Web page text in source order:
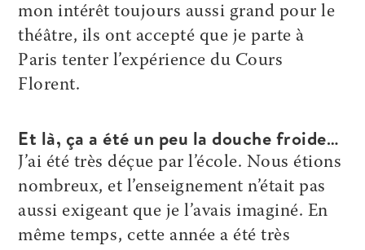
mon intérêt toujours aussi grand pour le
théâtre, ils ont accepté que je parte à
Paris tenter l’expérience du Cours
Florent.
Et là, ça a été un peu la douche froide…
J’ai été très déçue par l’école. Nous étions
nombreux, et ­l’enseignement n’était pas
aussi exigeant que je l’avais imaginé. En
même temps, cette année a été très